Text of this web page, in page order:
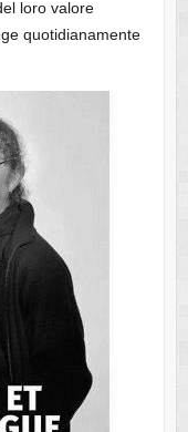
loro valore
quotidianamente